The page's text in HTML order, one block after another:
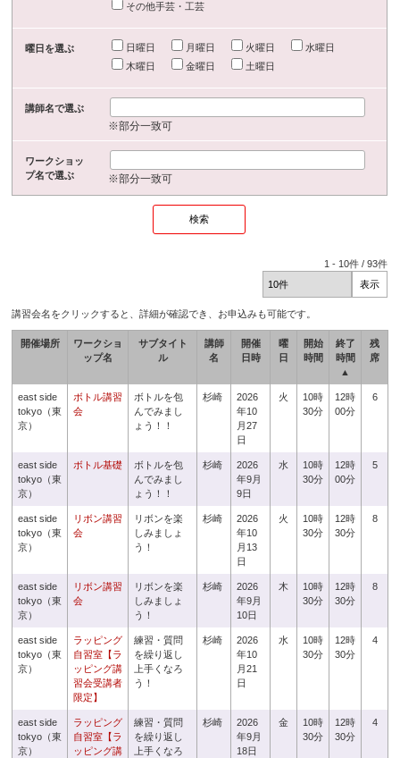
その他手芸・工芸
曜日を選ぶ 日曜日 月曜日 火曜日
水曜日
木曜日
金曜日 土曜日
講師名で選ぶ
※部分一致可
ワークショッ
プ名で選ぶ
※部分一致可
1 - 10件 /93件
講習会名をクリックすると、詳細が確認でき、お申込みも可能です。
開催場所
ワークショ
ップ名
サブタイト
ル
講師
名
開催
日時
曜
日
開始
時間
終了
時間
▲
残
席
east side
tokyo（東
京）
ボトル講習
会
ボトルを包
んでみまし
ょう！！
杉崎
2026
年10
月27
日
火
10時
30分
12時
00分
6
east side
tokyo（東
京）
ボトル基礎
ボトルを包
んでみまし
ょう！！
杉崎
2026
年9月
9日
水
10時
30分
12時
00分
5
east side
tokyo（東
京）
リボン講習
会
リボンを楽
しみましょ
う！
杉崎
2026
年10
月13
日
火
10時
30分
12時
30分
8
east side
tokyo（東
京）
リボン講習
会
リボンを楽
しみましょ
う！
杉崎
2026
年9月
10日
木
10時
30分
12時
30分
8
east side
tokyo（東
京）
ラッピング
自習室【ラ
ッピング講
習会受講者
限定】
練習・質問
を繰り返し
上手くなろ
う！
杉崎
2026
年10
月21
日
水
10時
30分
12時
30分
4
east side
tokyo（東
京）
ラッピング
自習室【ラ
ッピング講
練習・質問
を繰り返し
上手くなろ
杉崎
2026
年9月
18日
金
10時
30分
12時
30分
4